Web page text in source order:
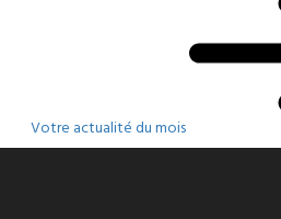
Votre actualité du mois